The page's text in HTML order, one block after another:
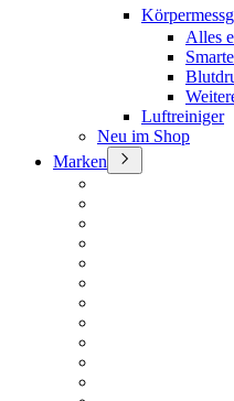
Alles
Luftreiniger
Neu im Shop
Marken